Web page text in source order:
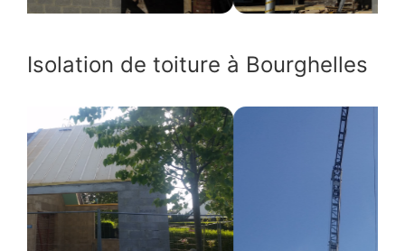
Isolation de toiture à Bourghelles